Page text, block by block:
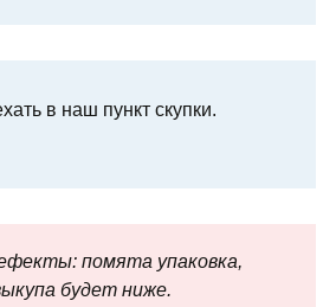
в наш пункт скупки.
помята упаковка,
будет ниже.